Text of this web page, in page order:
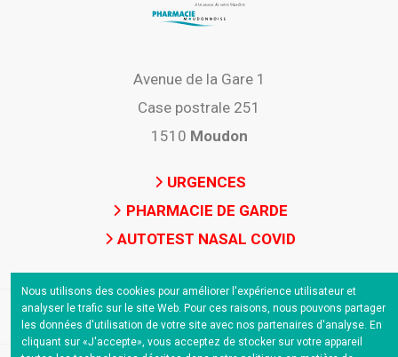
Avenue de la Gare 1
Case postrale 251
1510 Moudon
URGENCES
PHARMACIE DE GARDE
AUTOTEST NASAL COVID
Nous utilisons des cookies pour améliorer l'expérience utilisateur et
analyser le trafic sur le site Web. Pour ces raisons, nous pouvons partager
les données d'utilisation de votre site avec nos partenaires d'analyse. En
cliquant sur «J'accepte», vous acceptez de stocker sur votre appareil